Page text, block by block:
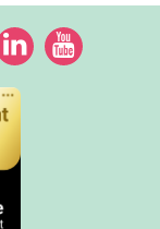
LinkedIn